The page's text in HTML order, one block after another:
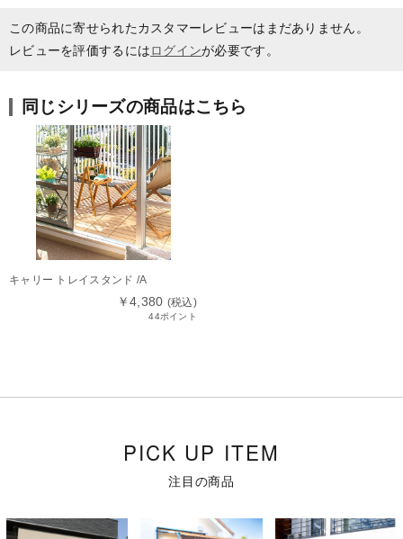
この商品に寄せられたカスタマーレビューはまだありません。
レビューを評価するにはログインが必要です。
同じシリーズの商品はこちら
キャリー トレイスタンド /A
￥4,380 (税込)
44ポイント
PICK UP ITEM
注目の商品